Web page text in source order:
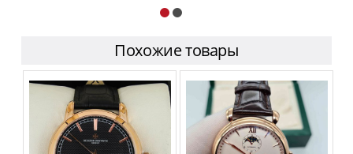
Похожие товары